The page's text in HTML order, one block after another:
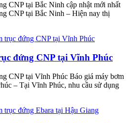
CNP tại Bắc Ninh cập nhật mới nhất
CNP tại Bắc Ninh – Hiện nay thị
đứng CNP tại Vĩnh Phúc
CNP tại Vĩnh Phúc Báo giá máy bơm
– Tại Vĩnh Phúc, nhu cầu sử dụng